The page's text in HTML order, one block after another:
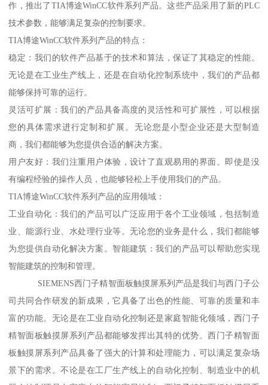
作，推出了TIA博途WinCC软件系列产品。这些产品采用了新的PLC
技术参数，能够满足复杂的控制要求。
TIA博途WinCC软件系列产品的特点：
稳定：我们的软件产品基于的技术和算法，保证了其稳定的性能。
无论是在工业生产线上，还是在自动化控制系统中，我们的产品都
能够保持可靠的运行。
灵活可扩展：我们的产品具备高度的灵活性和可扩展性，可以根据
您的具体需求进行定制和扩展。无论您是小型企业还是大型制造
商，我们都能够为您提供合适的解决方案。
用户友好：我们注重用户体验，设计了直观易用的界面。即使是没
有编程经验的操作人员，也能够轻松上手使用我们的产品。
TIA博途WinCC软件系列产品的应用领域：
工业自动化：我们的产品可以广泛应用于各个工业领域，包括制造
业、能源行业、水处理行业等。无论您的业务是什么，我们都能够
为您提供自动化解决方案。智能建筑：我们的产品可以帮助您实现
智能建筑的控制和管理。
SIEMENS西门子精智面板触摸屏系列产品是我们与西门子公
司共同合作研发的新成果，它具备了出色的性能、可靠的质量和丰
富的功能。无论是在工业自动化控制还是家庭智能化领域，西门子
精智面板触摸屏系列产品都能够发挥出其特的优势。西门子精智面
板触摸屏系列产品具备了强大的计算和处理能力，可以满足复杂场
景下的需求。不论是在工厂生产线上的自动化控制、制造业中的机